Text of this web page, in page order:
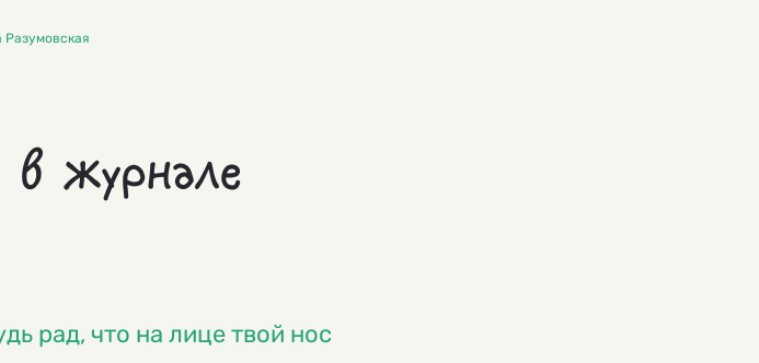
Разумовская
в журнале
рад, что на лице твой нос